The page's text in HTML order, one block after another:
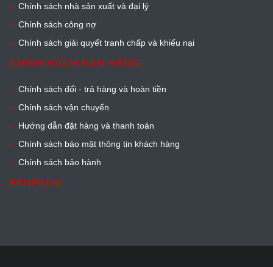
Chính sách nhà sản xuất và đại lý
Chính sách công nợ
Chính sách giải quyết tranh chấp và khiếu nại
CHÍNH SÁCH BÁN HÀNG
Chính sách đổi - trả hàng và hoàn tiền
Chính sách vận chuyển
Hướng dẫn đặt hàng và thanh toán
Chính sách bảo mật thông tin khách hàng
Chính sách bảo hành
FANPAGE